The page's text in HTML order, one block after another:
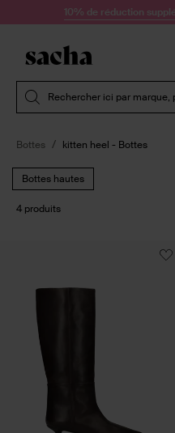
Passer au contenu
10% de réduction
Rechercher ici par marque,
Bottes kitten heel - Bottes
Bottes hautes
4 produits